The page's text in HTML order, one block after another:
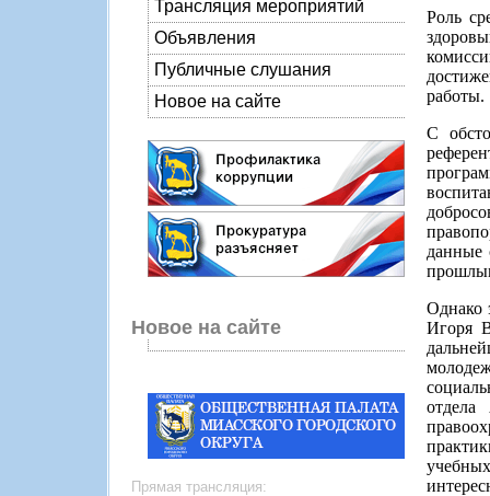
Трансляция мероприятий
Объявления
Публичные слушания
Новое на сайте
Новое на сайте
Прямая трансляция:
Роль
работы.
С
данные
Однако
Игоря